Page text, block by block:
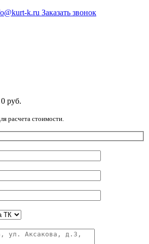
k.ru Заказать звонок
0 руб.
расчета стоимости.